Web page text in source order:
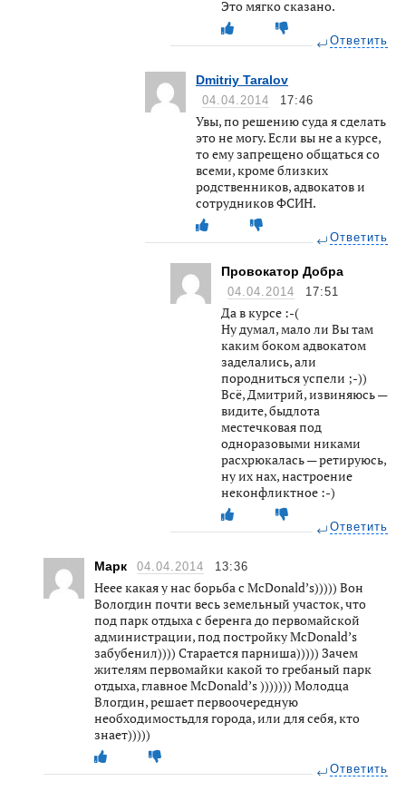
Это мягко сказано.
Ответить
Dmitriy Taralov
04.04.2014 17:46
Увы, по решению суда я сделать
это не могу. Если вы не а курсе,
то ему запрещено общаться со
всеми, кроме близких
родственников, адвокатов и
сотрудников ФСИН.
Ответить
Провокатор Добра
04.04.2014 17:51
Да в курсе :-(
Ну думал, мало ли Вы там
каким боком адвокатом
заделались, али
породниться успели ;-))
Всё, Дмитрий, извиняюсь —
видите, быдлота
местечковая под
одноразовыми никами
расхрюкалась — ретируюсь,
ну их нах, настроение
неконфликтное :-)
Ответить
Марк 04.04.2014 13:36
Неее какая у нас борьба с McDonald’s))))) Вон
Вологдин почти весь земельный участок, что
под парк отдыха с беренга до первомайской
администрации, под постройку McDonald’s
забубенил)))) Старается парниша))))) Зачем
жителям первомайки какой то гребаный парк
отдыха, главное McDonald’s ))))))) Молодца
Влогдин, решает первоочередную
необходимостьдля города, или для себя, кто
знает)))))
Ответить